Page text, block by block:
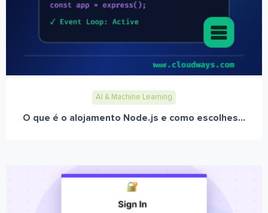
AI & Machine Learning
O que é o alojamento Node.js e como escolhes...